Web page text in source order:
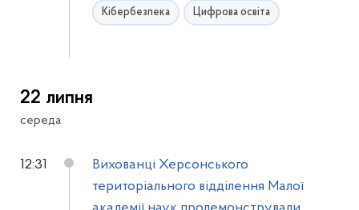
Кібербезпека Цифрова освіта
22 липня
середа
12:31
Вихованці Херсонського
територіального відділення Малої